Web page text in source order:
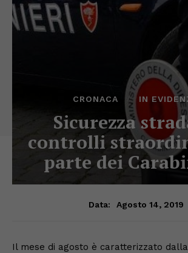
CRONACA IN
Sicurezza
controlli
parte dei
Data: Agosto 14, 2019
Il mese di agosto è caratterizzato